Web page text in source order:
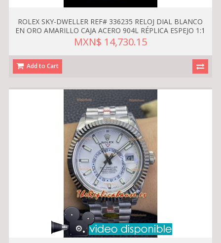
ROLEX SKY-DWELLER REF# 336235 RELOJ DIAL BLANCO
EN ORO AMARILLO CAJA ACERO 904L RÉPLICA ESPEJO 1:1
MXN$ 14,730.15
Add to Cart